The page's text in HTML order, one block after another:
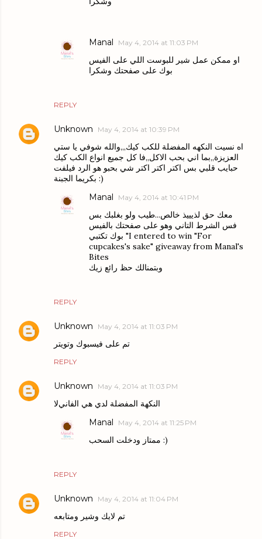
REPLY
Manal May 4, 2014 at 11:03 PM
او ممكن عمل شير للبوست اللي على الفيس
بوك على صفحتك وشكرا
Unknown May 4, 2014 at 10:39 PM
اه نسيت النكهه المفضلة للكب كيك,,,والله شوفي يا ستي
العزيزة,,بما اني بحب الاكل,,فا كل جميع انواع الكب كيك
حبايب قلبي بس اكتر اكتر اكتر شي بحبو هو الرد فيلفت
بكريما الجبنة :)
REPLY
Manal May 4, 2014 at 10:41 PM
معك حق لذيييذ خالص...طيب ولو بغلبك بس
فس الشرط التاني وهو على صفحتك بالفيس
بوك تكتبي "I entered to win "For
cupcakes's sake" giveaway from Manal's
Bites
وبتمنالك حظ رائع زيك
Unknown May 4, 2014 at 11:03 PM
تم على فيسبوك وتويتر
REPLY
Unknown May 4, 2014 at 11:03 PM
النكهة المفضلة لدي هي الفانيﻻ
REPLY
Manal May 4, 2014 at 11:25 PM
ممتاز ودخلت السحب :)
Unknown May 4, 2014 at 11:04 PM
تم لايك وشير ومتابعه
REPLY